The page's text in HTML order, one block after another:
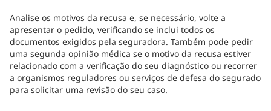
Analise os motivos da recusa e, se necessário, volte a
apresentar o pedido, verificando se inclui todos os
documentos exigidos pela seguradora. Também pode pedir
uma segunda opinião médica se o motivo da recusa estiver
relacionado com a verificação do seu diagnóstico ou recorrer
a organismos reguladores ou serviços de defesa do segurado
para solicitar uma revisão do seu caso.